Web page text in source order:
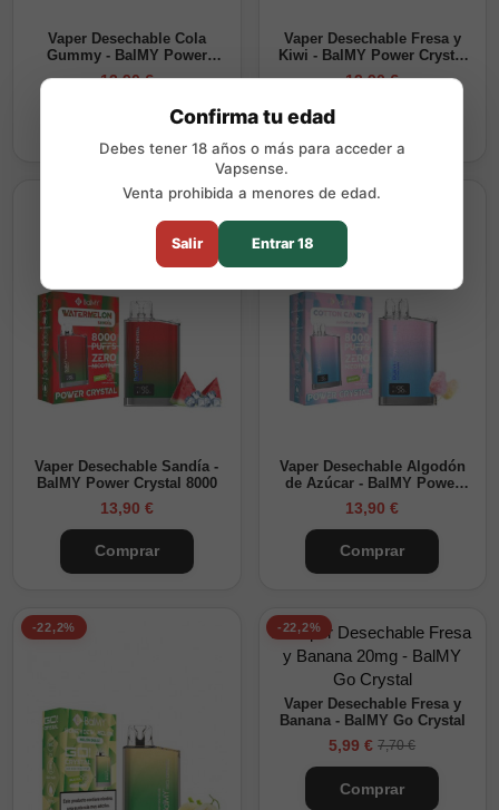
Vaper Desechable Cola
Gummy - BalMY Power
Crystal 8000
13,90 €
Vaper Desechable Fresa y
Kiwi - BalMY Power Crystal
8000
13,90 €
Vaper Desechable Sandía -
BalMY Power Crystal 8000
13,90 €
Comprar
Vaper Desechable Algodón
de Azúcar - BalMY Power
Crystal 8000
13,90 €
Comprar
-22,2% -22,2%
Vaper Desechable Fresa y
Banana - BalMY Go Crystal
5,99 € 7,70 €
Comprar
Confirma tu edad
Debes tener 18 años o más para acceder a
Vapsense.
Venta prohibida a menores de edad.
Salir Entrar 18